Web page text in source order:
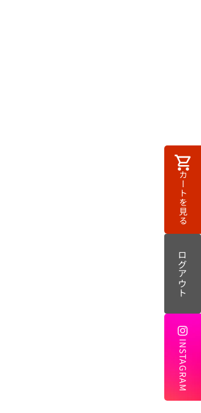
カートを見る
カ
ー
ト
ログアウト
INSTAGRAM